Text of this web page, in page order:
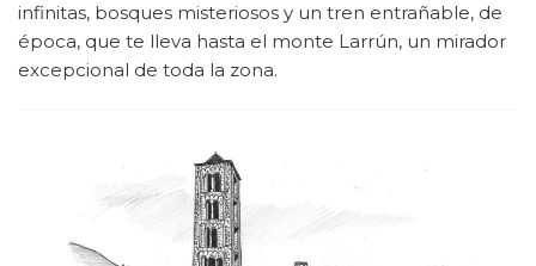
infinitas, bosques misteriosos y un tren entrañable, de
época, que te lleva hasta el monte Larrún, un mirador
excepcional de toda la zona.